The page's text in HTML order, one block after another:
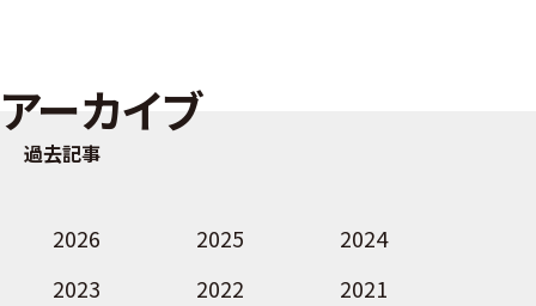
アーカイブ
過去記事
2026 2025
2024
2023
2022
2021